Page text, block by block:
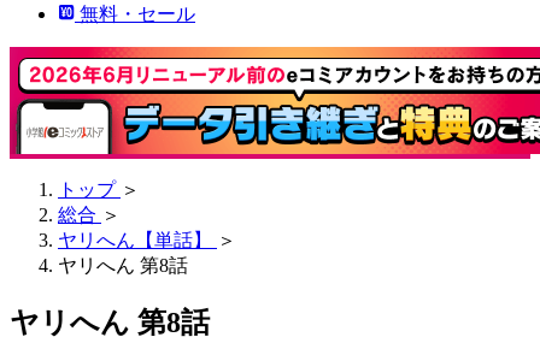
無料・セール
トップ ＞
総合 ＞
ヤリへん【単話】
＞
ヤリへん 第8話
ヤリへん 第8話